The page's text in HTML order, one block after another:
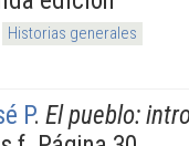
Historias generales
P. El pueblo: